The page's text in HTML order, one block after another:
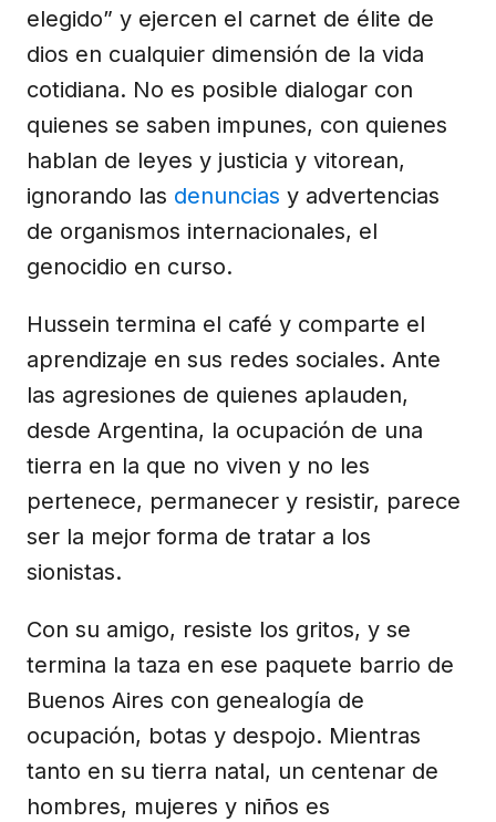
elegido” y ejercen el carnet de élite de
dios en cualquier dimensión de la vida
cotidiana. No es posible dialogar con
quienes se saben impunes, con quienes
hablan de leyes y justicia y vitorean,
ignorando las denuncias y advertencias
de organismos internacionales, el
genocidio en curso.
Hussein termina el café y comparte el
aprendizaje en sus redes sociales. Ante
las agresiones de quienes aplauden,
desde Argentina, la ocupación de una
tierra en la que no viven y no les
pertenece, permanecer y resistir, parece
ser la mejor forma de tratar a los
sionistas.
Con su amigo, resiste los gritos, y se
termina la taza en ese paquete barrio de
Buenos Aires con genealogía de
ocupación, botas y despojo. Mientras
tanto en su tierra natal, un centenar de
hombres, mujeres y niños es